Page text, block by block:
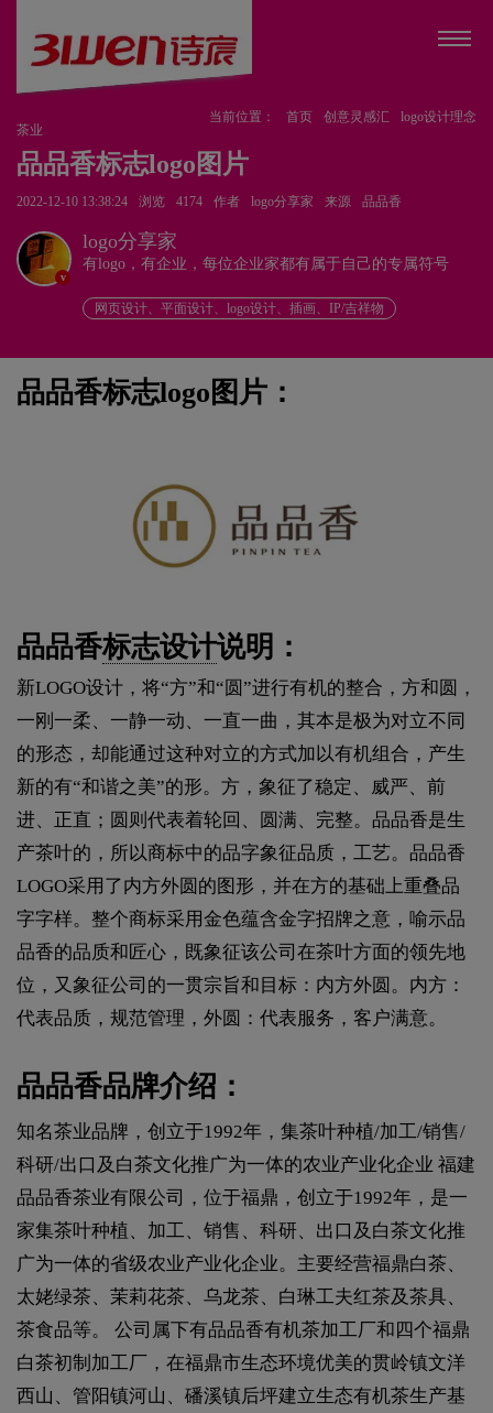
当前位置： 首页 创意灵感汇
logo设计理念
茶业
品品香标志logo图片
2022-12-10 13:38:24 浏览 4174 作者 logo分享家 来源 品品香
v
logo分享家
有logo，有企业，每位企业家都有属于自己的专属符号
网页设计、平面设计、logo设计、插画、IP/吉祥物
品品香标志logo图片：
品品香标志设计说明：
新LOGO设计，将“方”和“圆”进行有机的整合，方和圆，
一刚一柔、一静一动、一直一曲，其本是极为对立不同
的形态，却能通过这种对立的方式加以有机组合，产生
新的有“和谐之美”的形。方，象征了稳定、威严、前
进、正直；圆则代表着轮回、圆满、完整。品品香是生
产茶叶的，所以商标中的品字象征品质，工艺。品品香
LOGO采用了内方外圆的图形，并在方的基础上重叠品
字字样。整个商标采用金色蕴含金字招牌之意，喻示品
品香的品质和匠心，既象征该公司在茶叶方面的领先地
位，又象征公司的一贯宗旨和目标：内方外圆。内方：
代表品质，规范管理，外圆：代表服务，客户满意。
品品香品牌介绍：
知名茶业品牌，创立于1992年，集茶叶种植/加工/销售/
科研/出口及白茶文化推广为一体的农业产业化企业 福建
品品香茶业有限公司，位于福鼎，创立于1992年，是一
家集茶叶种植、加工、销售、科研、出口及白茶文化推
广为一体的省级农业产业化企业。主要经营福鼎白茶、
太姥绿茶、茉莉花茶、乌龙茶、白琳工夫红茶及茶具、
茶食品等。 公司属下有品品香有机茶加工厂和四个福鼎
白茶初制加工厂，在福鼎市生态环境优美的贯岭镇文洋
西山、管阳镇河山、磻溪镇后坪建立生态有机茶生产基